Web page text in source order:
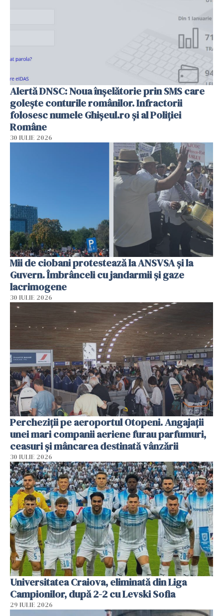
Alertă DNSC: Noua înșelătorie prin SMS care
golește conturile românilor. Infractorii
folosesc numele Ghișeul.ro și al Poliției
Române
30 IULIE 2026
Mii de ciobani protestează la ANSVSA și la
Guvern. Îmbrânceli cu jandarmii și gaze
lacrimogene
30 IULIE 2026
Percheziții pe aeroportul Otopeni. Angajații
unei mari companii aeriene furau parfumuri,
ceasuri și mâncarea destinată vânzării
30 IULIE 2026
Universitatea Craiova, eliminată din Liga
Campionilor, după 2-2 cu Levski Sofia
29 IULIE 2026